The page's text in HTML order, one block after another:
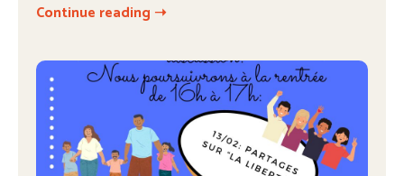
Continue reading ➝